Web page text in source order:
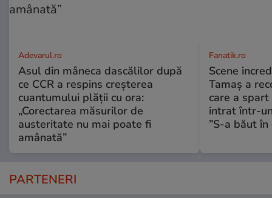
Adevarul.ro
Asul din mâneca dascălilor după
ce CCR a respins creșterea
cuantumului plății cu ora:
„Corectarea măsurilor de
austeritate nu mai poate fi
amânată”
Fanatik.ro
Scene
Tamaș a
care a
intrat într-
”S-a băut
PARTENERI